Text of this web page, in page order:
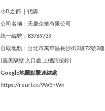
小B之都 ｜代購
公司名稱：天慶企業有限公司
統一編號：83769739
自取地點：台北市萬華區長沙街2段72號2樓
(義美隔壁 入口處 上樓請按鈴)
Google地圖點擊連結處
https://reurl.cc/9WEnWn